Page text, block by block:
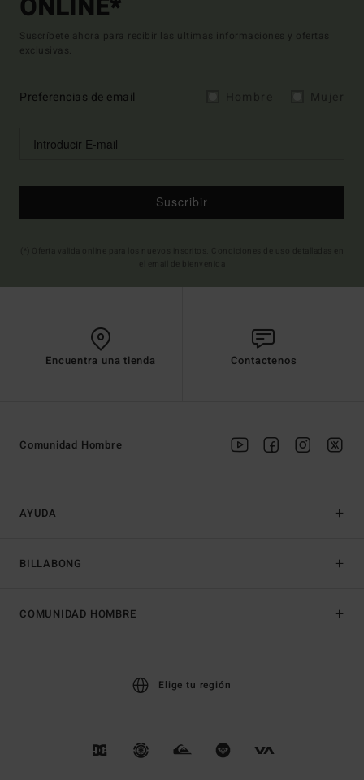
ONLINE*
Suscríbete ahora para recibir las ultimas informaciones y ofertas
exclusivas.
Preferencias de email
Suscribir
Encuentra una tienda Contactenos
AYUDA
BILLABONG
Comunidad Hombre
COMUNIDAD HOMBRE
Elige tu región